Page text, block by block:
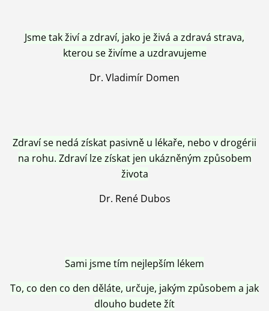
Jsme tak živí a zdraví, jako je živá a zdravá strava,
kterou se živíme a uzdravujeme
Dr. Vladimír Domen
Zdraví se nedá získat pasivně u lékaře, nebo v drogérii
na rohu. Zdraví lze získat jen ukázněným způsobem
života
Dr. René Dubos
Sami jsme tím nejlepším lékem
To, co den co den děláte, určuje, jakým způsobem a jak
dlouho budete žít